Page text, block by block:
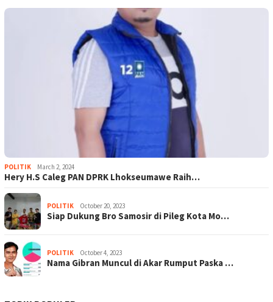
POLITIK March 2, 2024
Hery H.S Caleg PAN DPRK Lhokseumawe Raih…
POLITIK October 20, 2023
Siap Dukung Bro Samosir di Pileg Kota Mo…
POLITIK October 4, 2023
Nama Gibran Muncul di Akar Rumput Paska …